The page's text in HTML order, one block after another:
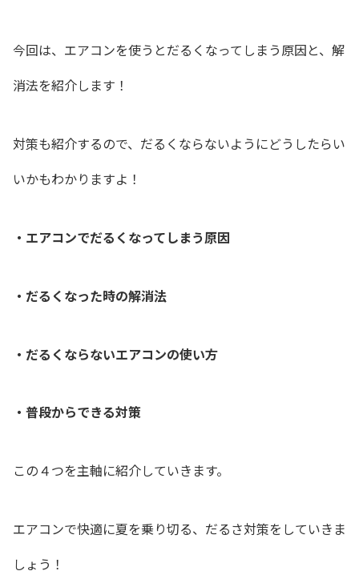
今回は、エアコンを使うとだるくなってしまう原因と、解
消法を紹介します！
対策も紹介するので、だるくならないようにどうしたらい
いかもわかりますよ！
・エアコンでだるくなってしまう原因
・だるくなった時の解消法
・だるくならないエアコンの使い方
・普段からできる対策
この４つを主軸に紹介していきます。
エアコンで快適に夏を乗り切る、だるさ対策をしていきま
しょう！